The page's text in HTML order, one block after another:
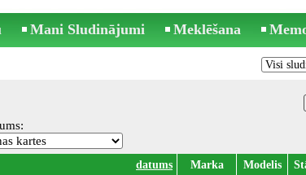
Mani Sludinājumi Meklēšana
datums Marka Modelis